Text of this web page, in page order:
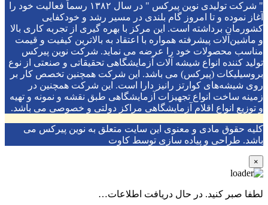
" شرکت تولیدی نوین پیرکس " در سال ۱۳۸۲ رسماً فعالیت خود را
آغاز نموده و تا امروز گام بلندی در مسیر رشد و خودکفایی
کشورمان برداشته است. این مرکز با بهره گیری از تجربه کاری بالا
و ماشین‌آلات پیشرفته همواره با اعتقاد به بالاترین کیفیت و قیمت
مناسب محصولات خود را عرضه می نماید. شرکت نوین پیرکس
تولید کننده انواع شیشه آلات آزمایشگاهی تحقیقاتی و صنعتی از نوع
بروسیلیکات (پیرکس) می باشد. این شرکت همچنین تخصص کار بر
روی شیشه‌های کوارتز رانیز دارا است. این شرکت همچنین در
زمینه ساخت انواع تجهیزات آزمایشگاهی طبق نقشه و نمونه و تهیه
و توزیع انواع اقلام آزمایشگاهی ‌مراکز دولتی و خصوصی می باشد.
کلیه حقوق مادی و معنوی این سایت متعلق به نوین پیرکس می
باشد. طراحی و پیاده سازی توسط کاوت
×
لطفا صبر کنید. در حال دریافت اطلاعات…